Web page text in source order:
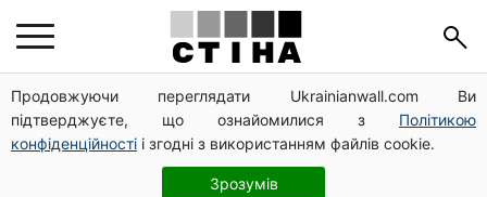
Продовжуючи переглядати Ukrainianwall.com Ви
підтверджуєте, що ознайомилися з Політикою
конфіденційності і згодні з використанням файлів cookie.
Зрозумів
ФОП 3 групи: 5% єдиного податку і 1% військового
збору — до 19 серпня, інакше штраф 10%
Тариф на воду злетить до 124,89 грн за куб:
водоканали готують подвійне підвищення з вересня